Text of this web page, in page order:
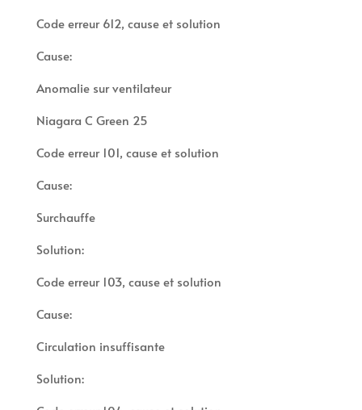
Code erreur 612, cause et solution
Cause:
Anomalie sur ventilateur
Niagara C Green 25
Code erreur 101, cause et solution
Cause:
Surchauffe
Solution:
Code erreur 103, cause et solution
Cause:
Circulation insuffisante
Solution: